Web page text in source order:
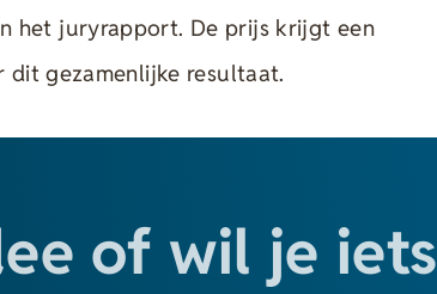
het juryrapport. De prijs krijgt een
dit gezamenlijke resultaat.
of wil je iets